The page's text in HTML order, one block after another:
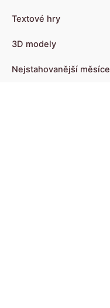
Textové hry
3D modely
Nejstahovanější měsíce